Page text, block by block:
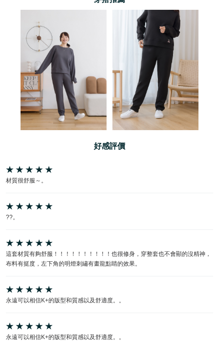
好感評價
材質很舒服～。
??。
這套材質有夠舒服！！！！！！！！！！也很修身，穿整套也不會顯的沒精神，
布料有挺度，左下角的明燈刺繡有畫龍點睛的效果。
永遠可以相信K+的版型和質感以及舒適度。。
永遠可以相信K+的版型和質感以及舒適度。。